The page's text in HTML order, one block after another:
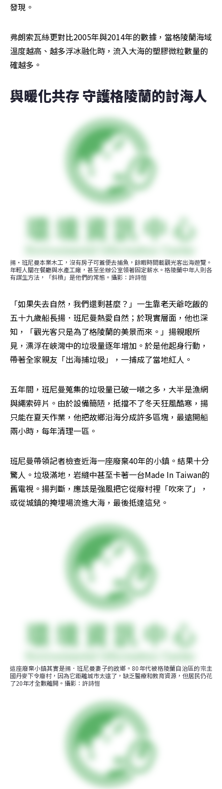
發現。
弗朗索瓦絲更對比2005年與2014年的數據，當格陵蘭海域
溫度越高、越多浮冰融化時，流入大海的塑膠微粒數量的
確越多。
與暖化共存 守護格陵蘭的討海人
揚・班尼曼本業木工，沒有房子可蓋便去捕魚，餘暇時間載觀光客出海遊覽。
年輕人關在餐廳與水產工廠，甚至坐辦公室領著固定薪水。格陵蘭中年人則各
有謀生方法，「斜槓」是他們的常態。攝影：許詩愷
「如果失去自然，我們還剩甚麼？」一生靠老天爺吃飯的
五十九歲船長揚．班尼曼熱愛自然；於現實層面，他也深
知，「觀光客只是為了格陵蘭的美景而來。」揚親眼所
見，漂浮在峽灣中的垃圾量逐年增加。於是他起身行動，
帶著全家親友「出海捕垃圾」，一捕成了當地紅人。
五年間，班尼曼蒐集的垃圾量已破一噸之多，大半是漁網
與繩索碎片。由於設備簡陋，抵擋不了冬天狂風酷寒，揚
只能在夏天作業，他把故鄉沿海分成許多區塊，最遠開船
兩小時，每年清理一區。
班尼曼帶領記者檢查近海一座廢棄40年的小鎮。結果十分
驚人。垃圾滿地，岩縫中甚至卡著一台Made In Taiwan的
舊電視。揚判斷，應該是強風把它從廢村裡「吹來了」，
或從城鎮的掩埋場流進大海，最後抵達這兒。
這座廢棄小鎮其實是揚．班尼曼妻子的故鄉。80年代被格陵蘭自治區的宗主
國丹麥下令廢村，因為它距離城市太遠了，缺乏醫療和教育資源，但居民仍花
了20年才全數離開。攝影：許詩愷